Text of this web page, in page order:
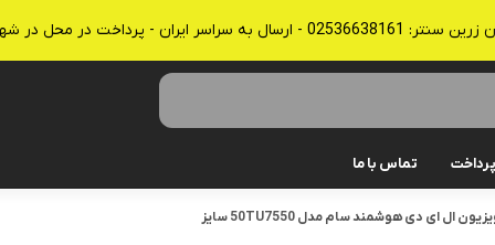
در محل در شهرهای قم، تهران و کرج
جاروبرقی
تماس با ما
تلویزیون ال ای دی هوشمند سام مدل 50TU7550 سایز